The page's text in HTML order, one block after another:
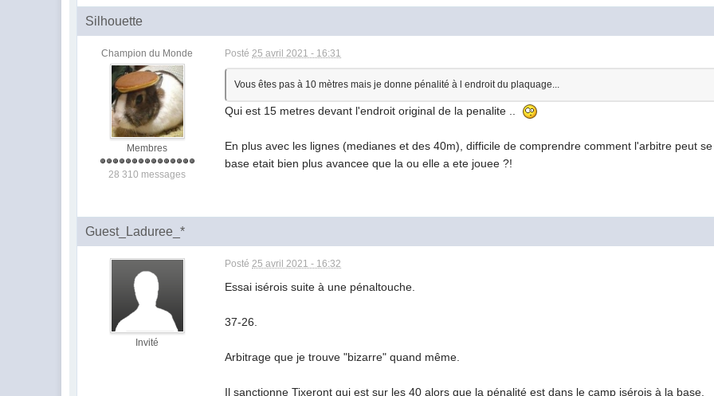
Silhouette
Champion du Monde
Membres
28 310 messages
Posté25 avril 2021 - 16:31
Vous êtes pas à 10 mètres mais je donne pénalité à l endroit du plaquage...
Qui est 15 metres devant l'endroit original de la penalite ..
En plus avec les lignes (medianes et des 40m), difficile de comprendre comment l'arbitre peut
base etait bien plus avancee que la ou elle a ete jouee ?!
Guest_Laduree_*
Invité
Posté25 avril 2021 - 16:32
Essai isérois suite à une pénaltouche.
37-26.
Arbitrage que je trouve "bizarre" quand même.
Il sanctionne Tixeront qui est sur les 40 alors que la pénalité est dans le camp isérois à la base.